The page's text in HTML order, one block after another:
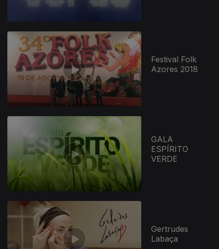
Festival Folk
Azores 2018
GALA
ESPÍRITO
VERDE
421133
Gertrudes
Labaça